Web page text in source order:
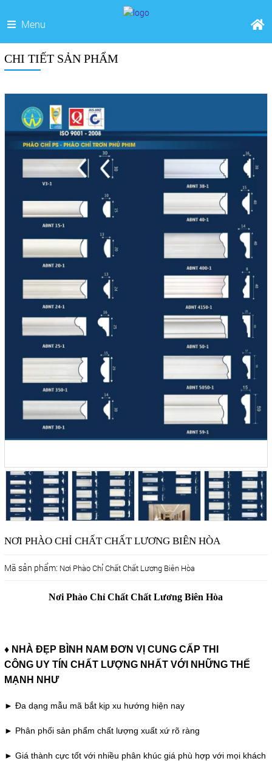
Menu
CHI TIẾT SẢN PHẨM
NƠI PHÀO CHỈ CHẤT CHẤT LƯƠNG BIÊN HÒA
Mã sản phẩm: Nơi Phào Chỉ Chất Chất Lương Biên Hòa
Nơi Phào Chỉ Chất Chất Lương Biên Hòa
♦ NHÀ ĐẸP BÌNH NAM ĐƠN VỊ CUNG CẤP THI
CÔNG UY TÍN CHẤT LƯỢNG NHẤT VỚI NHỮNG THẾ
MẠNH NHƯ
► Đa dạng mẫu mã bắt kịp xu hướng hiện nay
► Phân phối sản phẩm chất lượng xuất xứ rõ ràng
► Giá thành cực tốt với nhiều phân khúc giá phù hợp với mọi khách